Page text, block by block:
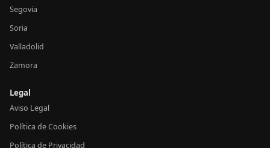
Segovia
Soria
Valladolid
Zamora
Legal
Aviso Legal
Política de Cookies
Política de Privacidad